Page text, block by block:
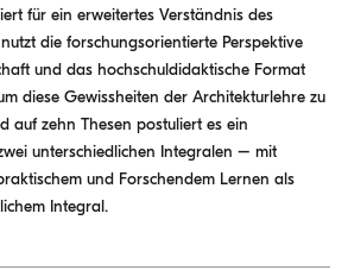
für ein erweitertes Verständnis des
die forschungsorientierte Perspektive
und das hochschuldidaktische Format
diese Gewissheiten der Architekturlehre zu
auf zehn Thesen postuliert es ein
unterschiedlichen Integralen – mit
und Forschendem Lernen als
Integral.